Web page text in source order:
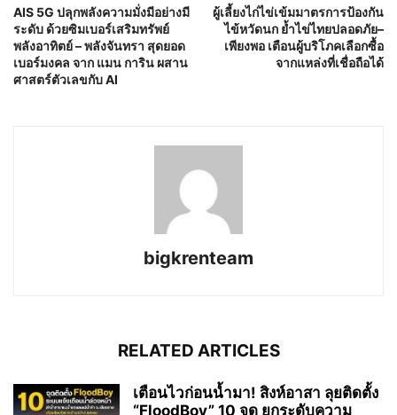
AIS 5G ปลุกพลังความมั่งมีอย่างมี
ระดับ ด้วยซิมเบอร์เสริมทรัพย์
พลังอาทิตย์ – พลังจันทรา สุดยอด
เบอร์มงคล จาก แมน การิน ผสาน
ศาสตร์ตัวเลขกับ AI
ผู้เลี้ยงไก่ไข่เข้มมาตรการป้องกัน
ไข้หวัดนก ย้ำไข่ไทยปลอดภัย–
เพียงพอ เตือนผู้บริโภคเลือกซื้อ
จากแหล่งที่เชื่อถือได้
bigkrenteam
RELATED ARTICLES
เตือนไวก่อนน้ำมา! สิงห์อาสา ลุยติดตั้ง
“FloodBoy” 10 จุด ยกระดับความ